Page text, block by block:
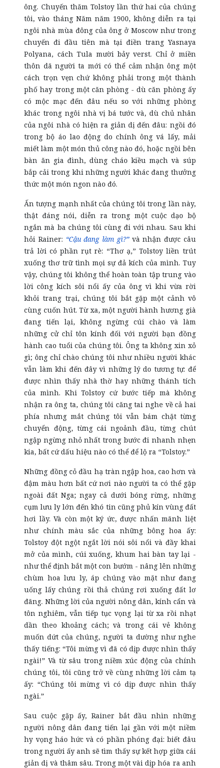
ông. Chuyến thăm Tolstoy lần thứ hai của chúng
tôi, vào tháng Năm năm 1900, không diễn ra tại
ngôi nhà mùa đông của ông ở Moscow như trong
chuyến đi đầu tiên mà tại điền trang Yasnaya
Polyana, cách Tula mười bảy verst. Chỉ ở miền
thôn dã người ta mới có thể cảm nhận ông một
cách trọn vẹn chứ không phải trong một thành
phố hay trong một căn phòng - dù căn phòng ấy
có mộc mạc đến đâu nếu so với những phòng
khác trong ngôi nhà vị bá tước và, dù chủ nhân
của ngôi nhà có hiện ra giản dị đến đâu: ngồi đó
trong bộ áo lao động do chính ông vá lấy, mải
miết làm một món thủ công nào đó, hoặc ngồi bên
bàn ăn gia đình, dùng cháo kiều mạch và súp
bắp cải trong khi những người khác đang thưởng
thức một món ngon nào đó.
Ấn tượng mạnh nhất của chúng tôi trong lần này,
thật đáng nói, diễn ra trong một cuộc dạo bộ
ngắn mà ba chúng tôi cùng đi với nhau. Sau khi
hỏi Rainer: “Cậu đang làm gì?”và nhận được câu
trả lời có phần rụt rè: “Thơ ạ,” Tolstoy liền trút
xuống thơ trữ tình mọi sự đả kích của mình. Tuy
vậy, chúng tôi không thể hoàn toàn tập trung vào
lời công kích sôi nổi ấy của ông vì khi vừa rời
khỏi trang trại, chúng tôi bắt gặp một cảnh vô
cùng cuốn hút. Từ xa, một người hành hương già
đang tiến lại, không ngừng cúi chào và làm
những cử chỉ tôn kính đối với người bạn đồng
hành cao tuổi của chúng tôi. Ông ta không xin xỏ
gì; ông chỉ chào chúng tôi như nhiều người khác
vẫn làm khi đến đây vì những lý do tương tự: để
được nhìn thấy nhà thờ hay những thánh tích
của mình. Khi Tolstoy cứ bước tiếp mà không
nhận ra ông ta, chúng tôi căng tai nghe về cả hai
phía nhưng mắt chúng tôi vẫn bám chặt từng
chuyển động, từng cái ngoảnh đầu, từng chút
ngập ngừng nhỏ nhất trong bước đi nhanh nhẹn
kia, bất cứ dấu hiệu nào có thể để lộ ra “Tolstoy.”
Những đồng cỏ đầu hạ tràn ngập hoa, cao hơn và
đậm màu hơn bất cứ nơi nào người ta có thể gặp
ngoài đất Nga; ngay cả dưới bóng rừng, những
cụm lưu ly lớn đến khó tin cũng phủ kín vùng đất
hơi lầy. Và còn một ký ức, được nhấn mãnh liệt
như chính màu sắc của những bông hoa ấy:
Tolstoy đột ngột ngắt lời nói sôi nổi và đầy khai
mở của mình, cúi xuống, khum hai bàn tay lại -
như thể định bắt một con bướm - nâng lên những
chùm hoa lưu ly, áp chúng vào mặt như đang
uống lấy chúng rồi thả chúng rơi xuống đất lơ
đãng. Những lời của người nông dân, kính cẩn và
tôn nghiêm, vẫn tiếp tục vọng lại từ xa rồi nhạt
dần theo khoảng cách; và trong cái vẻ không
muốn dứt của chúng, người ta dường như nghe
thấy tiếng: “Tôi mừng vì đã có dịp được nhìn thấy
ngài!” Và từ sâu trong niềm xúc động của chính
chúng tôi, tôi cũng trở về cùng những lời cảm tạ
ấy: “Chúng tôi mừng vì có dịp được nhìn thấy
ngài.”
Sau cuộc gặp ấy, Rainer bắt đầu nhìn những
người nông dân đang tiến lại gần với một niềm
hy vọng háo hức và có phần phóng đại: biết đâu
trong người ấy anh sẽ tìm thấy sự kết hợp giữa cái
giản dị và thâm sâu. Trong một vài dịp hóa ra anh